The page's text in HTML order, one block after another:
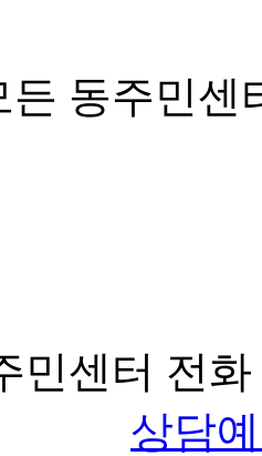
든 동주민센
민센터 전
상담